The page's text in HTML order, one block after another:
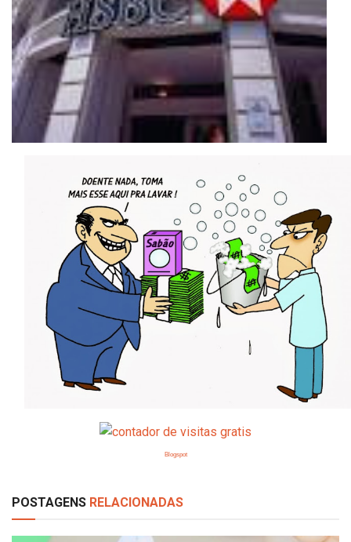
Blogspot
POSTAGENS RELACIONADAS